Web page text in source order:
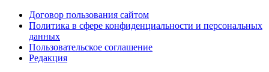
Договор пользования сайтом
Политика в сфере конфиденциальности и персональных
данных
Пользовательское соглашение
Редакция